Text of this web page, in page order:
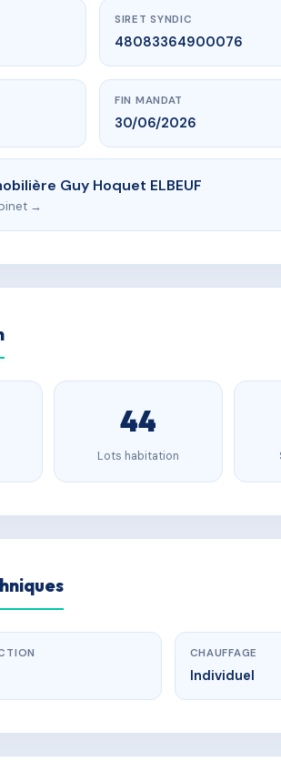
SIRET SYNDIC
48083364900076
FIN MANDAT
30/06/2026
Guy Hoquet ELBEUF
→
44
Lots habitation
CHAUFFAGE
Individuel